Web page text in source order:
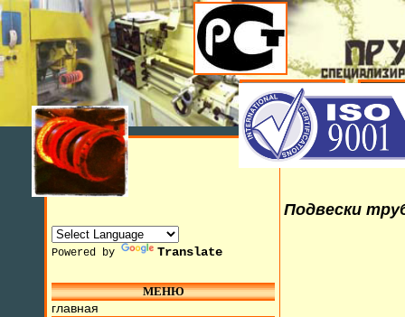
Powered by Translate
МЕНЮ
главная
Подвески
с 10 Июля 2015г. Мы находимся на ул. Труда, д.17.